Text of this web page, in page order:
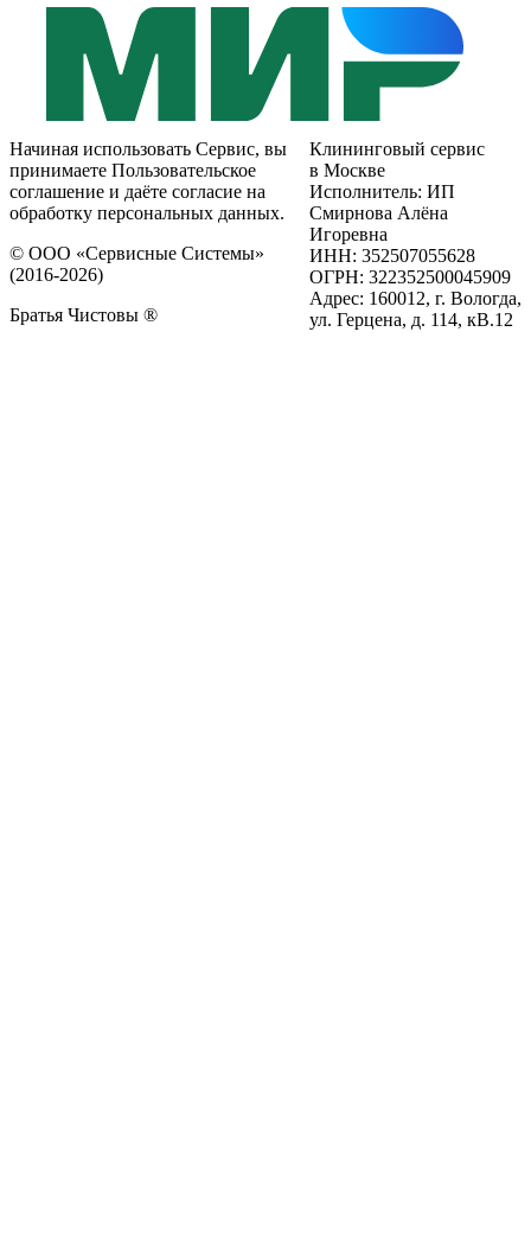
Начиная использовать Сервис, вы
принимаете Пользовательское
соглашение и даёте согласие на
обработку персональных данных.
© ООО «Сервисные Системы»
(2016-2026)
Братья Чистовы ®
Клининговый сервис
в Москве
Исполнитель: ИП
Смирнова Алёна
Игоревна
ИНН: 352507055628
ОГРН: 322352500045909
Адрес: 160012, г. Вологда,
ул. Герцена, д. 114, кВ.12